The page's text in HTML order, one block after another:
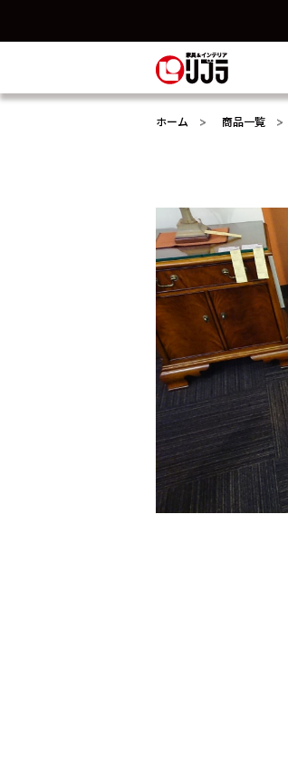
ホーム 商品一覧